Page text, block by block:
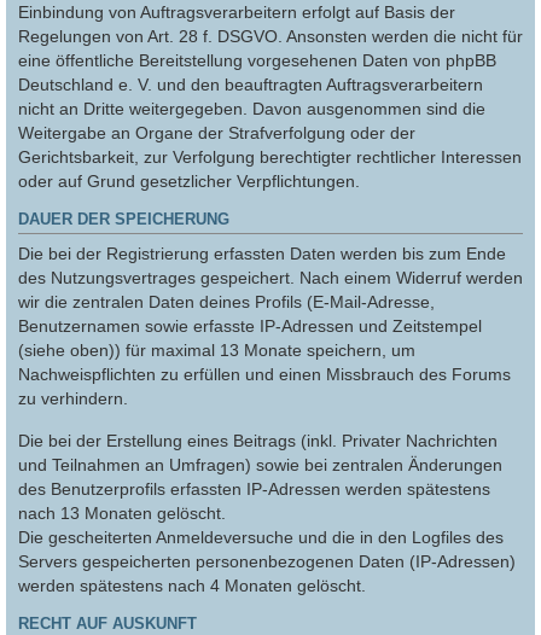
Einbindung von Auftragsverarbeitern erfolgt auf Basis der
Regelungen von Art. 28 f. DSGVO. Ansonsten werden die nicht für
eine öffentliche Bereitstellung vorgesehenen Daten von phpBB
Deutschland e. V. und den beauftragten Auftragsverarbeitern
nicht an Dritte weitergegeben. Davon ausgenommen sind die
Weitergabe an Organe der Strafverfolgung oder der
Gerichtsbarkeit, zur Verfolgung berechtigter rechtlicher Interessen
oder auf Grund gesetzlicher Verpflichtungen.
DAUER DER SPEICHERUNG
Die bei der Registrierung erfassten Daten werden bis zum Ende
des Nutzungsvertrages gespeichert. Nach einem Widerruf werden
wir die zentralen Daten deines Profils (E-Mail-Adresse,
Benutzernamen sowie erfasste IP-Adressen und Zeitstempel
(siehe oben)) für maximal 13 Monate speichern, um
Nachweispflichten zu erfüllen und einen Missbrauch des Forums
zu verhindern.
Die bei der Erstellung eines Beitrags (inkl. Privater Nachrichten
und Teilnahmen an Umfragen) sowie bei zentralen Änderungen
des Benutzerprofils erfassten IP-Adressen werden spätestens
nach 13 Monaten gelöscht.
Die gescheiterten Anmeldeversuche und die in den Logfiles des
Servers gespeicherten personenbezogenen Daten (IP-Adressen)
werden spätestens nach 4 Monaten gelöscht.
RECHT AUF AUSKUNFT